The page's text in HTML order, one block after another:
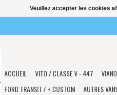
ACCUEIL VITO / CLASSE V - 447
FORD TRANSIT / + CUSTOM
AUTRES
Veuillez accepter les cookies